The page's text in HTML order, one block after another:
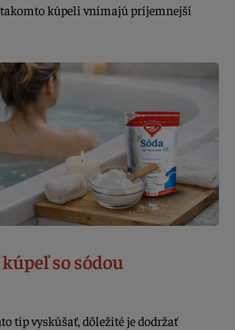
kúpeli vnímajú príjemnejší
so sódou
tip vyskúšať, dôležité je dodržať